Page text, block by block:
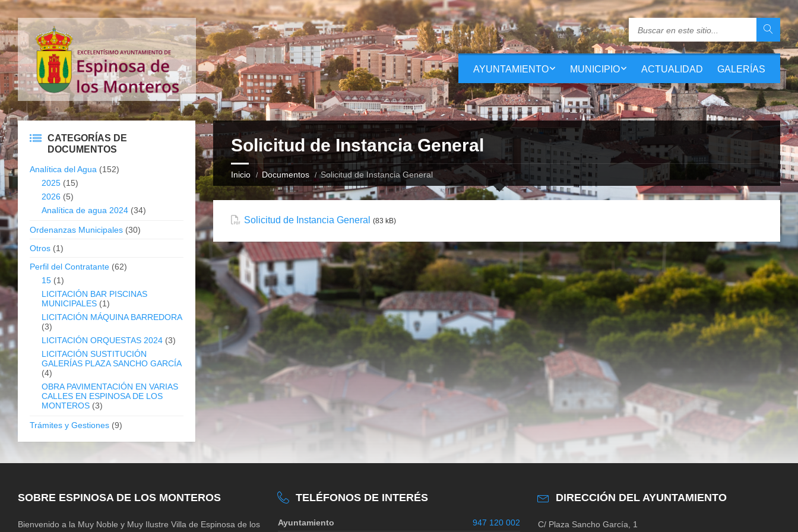
AYUNTAMIENTO MUNICIPIO ACTUALIDAD GALERÍAS
Solicitud de Instancia General
Inicio Documentos Solicitud de Instancia General
Solicitud de Instancia General (83 kB)
CATEGORÍAS DE
DOCUMENTOS
Analítica del Agua (152)
2025 (15)
2026 (5)
Analítica de agua 2024 (34)
Ordenanzas Municipales (30)
Otros (1)
Perfil del Contratante (62)
15 (1)
LICITACIÓN BAR PISCINAS
MUNICIPALES (1)
LICITACIÓN MÁQUINA BARREDORA
(3)
LICITACIÓN ORQUESTAS 2024 (3)
LICITACIÓN SUSTITUCIÓN
GALERÍAS PLAZA SANCHO GARCÍA
(4)
OBRA PAVIMENTACIÓN EN VARIAS
CALLES EN ESPINOSA DE LOS
MONTEROS (3)
Trámites y Gestiones (9)
SOBRE ESPINOSA DE LOS MONTEROS
Bienvenido a la Muy Noble y Muy Ilustre Villa de Espinosa de los
TELÉFONOS DE INTERÉS
Ayuntamiento 947 120 002
DIRECCIÓN DEL AYUNTAMIENTO
C/ Plaza Sancho García, 1